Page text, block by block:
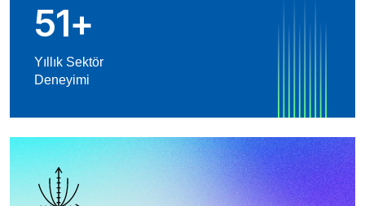
51+
Yıllık Sektör
Deneyimi